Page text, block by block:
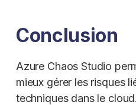
Conclusion
Azure Chaos Studio
mieux gérer les risques
techniques dans le